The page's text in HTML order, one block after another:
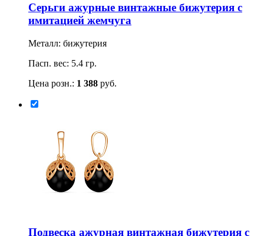
Серьги ажурные винтажные бижутерия с
имитацией жемчуга
Металл: бижутерия
Пасп. вес: 5.4 гр.
Цена розн.: 1 388 руб.
Подвеска ажурная винтажная бижутерия с